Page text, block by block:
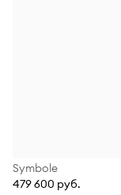
Symbole
479 600 руб.